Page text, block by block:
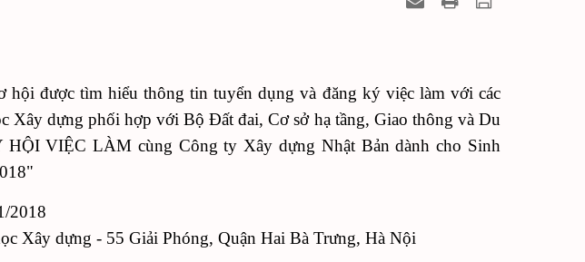
hội được tìm hiểu thông tin tuyển dụng và đăng ký việc làm với các
Xây dựng phối hợp với Bộ Đất đai, Cơ sở hạ tầng, Giao thông và Du
VIỆC LÀM cùng Công ty Xây dựng Nhật Bản dành cho Sinh
2018
Xây dựng - 55 Giải Phóng, Quận Hai Bà Trưng, Hà Nội